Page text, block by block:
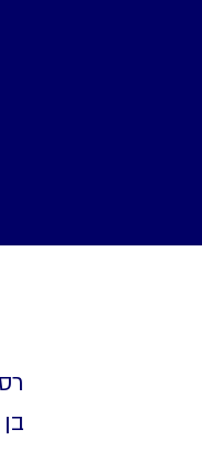
בן 35 בנופלו.